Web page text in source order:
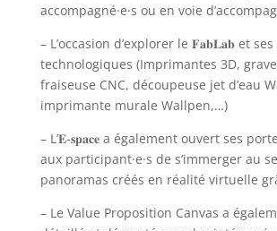
accompagné·e·s ou en voie
– L’occasion d’explorer le 𝐅𝐚𝐛𝐋𝐚𝐛 et
technologiques (Imprimantes 3D,
fraiseuse CNC, découpeuse jet d’eau
imprimante murale Wallpen,…)
– L’𝐄-𝐬𝐩𝐚𝐜𝐞 a également ouvert ses
aux participant·e·s de s’immerger au
panoramas créés en réalité virtuelle
– Le Value Proposition Canvas a